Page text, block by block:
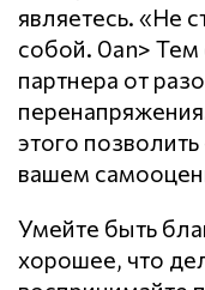
являетесь. «Не
собой. 0an>
партнера от
этого
вашем
Умейте быть
хорошее, что